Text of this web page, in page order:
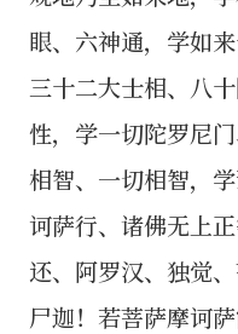
眼、六神通，学如
三十二大士相、八
性，学一切陀罗尼
相智、一切相智，
诃萨行、诸佛无上
还、阿罗汉、独觉
尸迦！若菩萨摩诃